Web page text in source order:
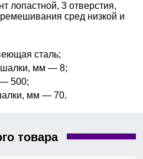
3 отверстия,
сред низкой и
сталь;
мм — 8;
500;
мм — 70.
товара